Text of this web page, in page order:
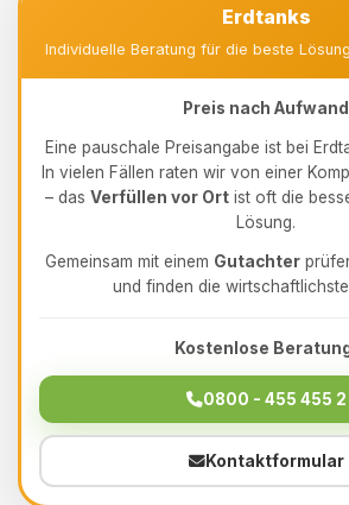
Erdtanks
Individuelle Beratung für die beste
Preis nach Aufwand
Eine pauschale Preisangabe ist bei
In vielen Fällen raten wir von einer
– das Verfüllen vor Ort ist oft die
Lösung.
Gemeinsam mit einem Gutachter
und finden die
Kostenlose
0800 - 455 455 2
Kontaktformular